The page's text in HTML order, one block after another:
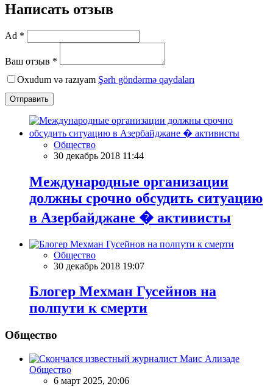
Написать отзыв
Ad *
Ваш отзыв *
Oxudum və razıyam Şərh göndərmə qaydaları
Отправить
Общество
30 декабрь 2018 11:44
Международные организации
должны срочно обсудить ситуацию
в Азербайджане � активисты
Общество
30 декабрь 2018 19:07
Блогер Мехман Гусейнов на
полпути к смерти
Общество
Общество
6 март 2025, 20:06